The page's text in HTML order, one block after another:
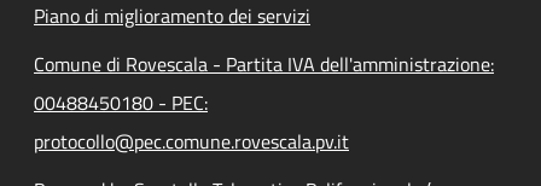
Piano di miglioramento dei servizi
Comune di Rovescala - Partita IVA dell'amministrazione:
00488450180 - PEC:
protocollo@pec.comune.rovescala.pv.it